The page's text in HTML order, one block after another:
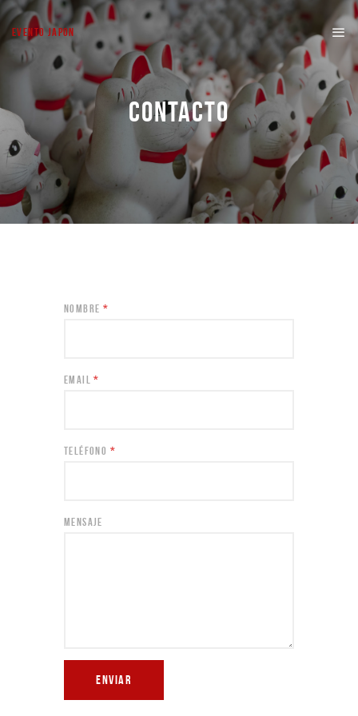
EVENTO JAPON
CONTACTO
NOMBRE *
EMAIL*
TELÉFONO *
MENSAJE